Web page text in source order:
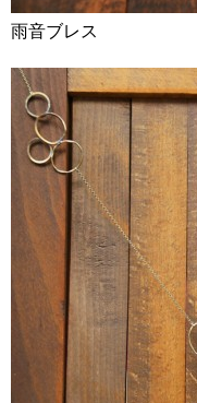
雨音ブレス